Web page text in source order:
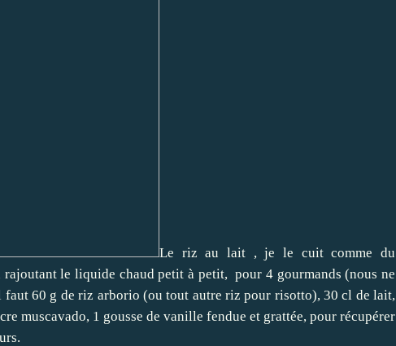
Le riz au lait , je le cuit comme du
le liquide chaud petit à petit, pour 4 gourmands (nous ne
faut 60 g de riz arborio (ou tout autre riz pour risotto), 30 cl de lait,
muscavado, 1 gousse de vanille fendue et grattée, pour récupérer